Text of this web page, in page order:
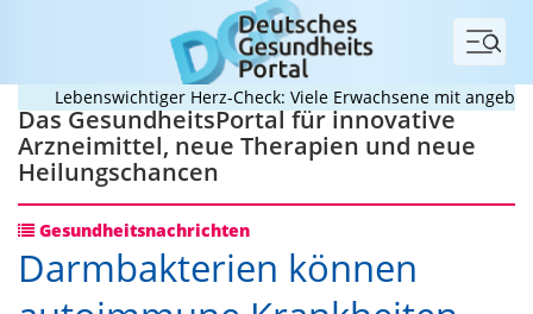
Menü
Lebenswichtiger Herz-Check: Viele Erwachsene mit
Das GesundheitsPortal für innovative
Arzneimittel, neue Therapien und neue
Heilungschancen
Gesundheitsnachrichten
Darmbakterien können